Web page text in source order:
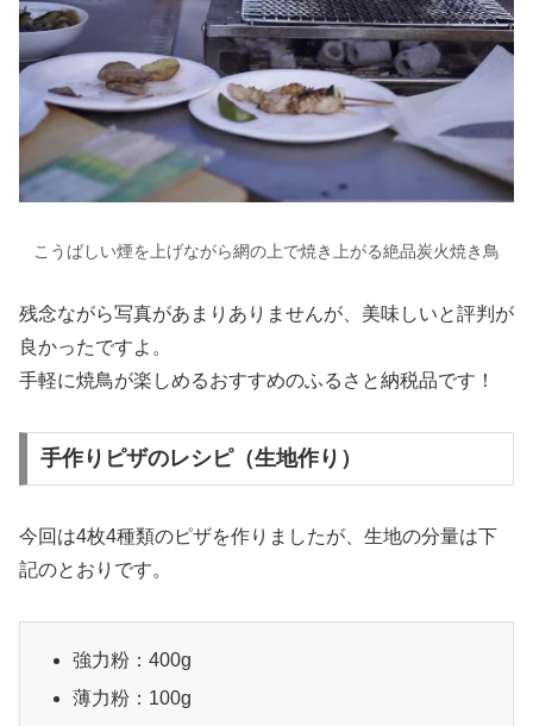
こうばしい煙を上げながら網の上で焼き上がる絶品炭火焼き鳥
残念ながら写真があまりありませんが、美味しいと評判が
良かったですよ。
手軽に焼鳥が楽しめるおすすめのふるさと納税品です！
手作りピザのレシピ（生地作り）
今回は4枚4種類のピザを作りましたが、生地の分量は下
記のとおりです。
強力粉：400g
薄力粉：100g